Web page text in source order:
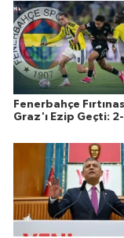
Fenerbahçe
Graz'ı Ezip Geçti: